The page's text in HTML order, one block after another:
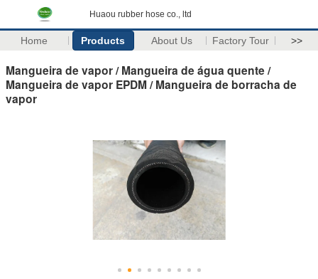
Huaou rubber hose co., ltd
Home Products About Us Factory Tour >>
Mangueira de vapor / Mangueira de água quente /
Mangueira de vapor EPDM / Mangueira de borracha de
vapor